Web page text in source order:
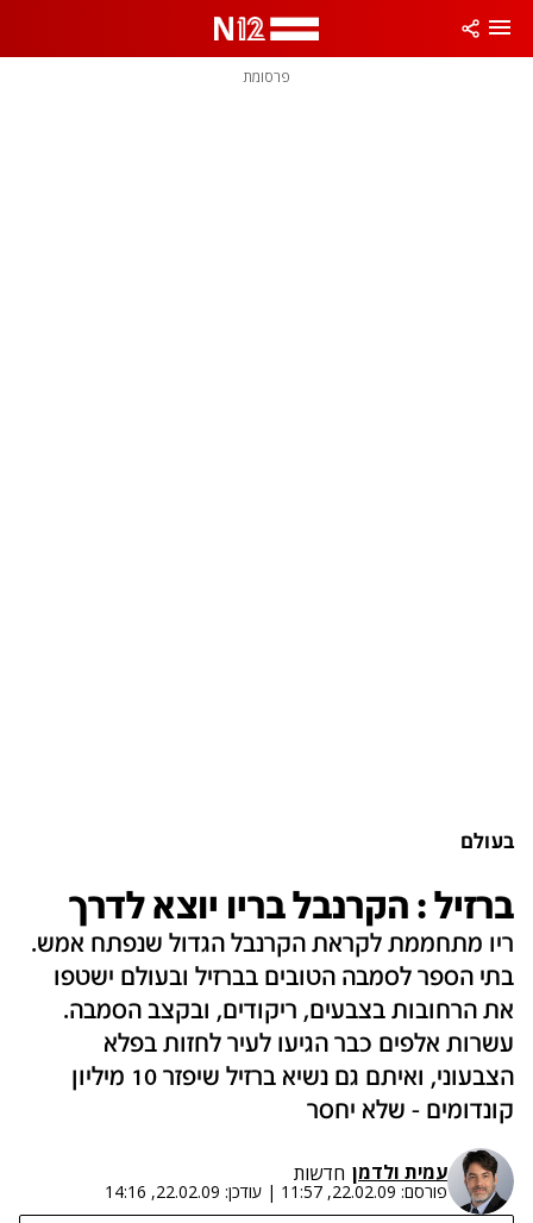
פרסומת
בעולם
ברזיל : הקרנבל בריו יוצא לדרך
ריו מתחממת לקראת הקרנבל הגדול שנפתח אמש.
בתי הספר לסמבה הטובים בברזיל ובעולם ישטפו
את הרחובות בצבעים, ריקודים, ובקצב הסמבה.
עשרות אלפים כבר הגיעו לעיר לחזות בפלא
הצבעוני, ואיתם גם נשיא ברזיל שיפזר 10 מיליון
קונדומים - שלא יחסר
עמית ולדמן חדשות
פורסם: 22.02.09, 11:57
| עודכן: 22.02.09, 14:16